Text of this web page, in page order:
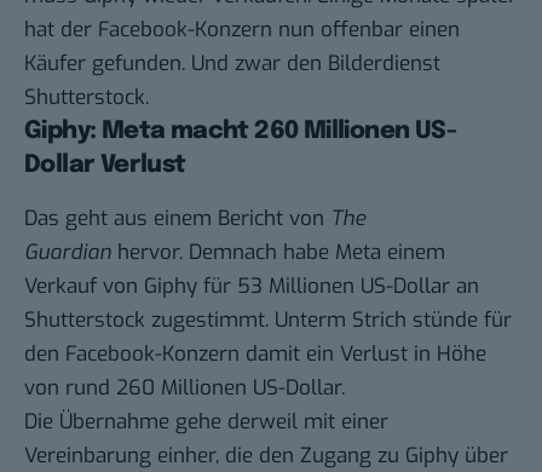
hat der Facebook-Konzern nun offenbar einen
Käufer gefunden. Und zwar den Bilderdienst
Shutterstock.
Giphy: Meta macht 260 Millionen US-
Dollar Verlust
Das geht aus einem Bericht von The
Guardian hervor. Demnach habe Meta einem
Verkauf von Giphy für 53 Millionen US-Dollar an
Shutterstock zugestimmt. Unterm Strich stünde für
den Facebook-Konzern damit ein Verlust in Höhe
von rund 260 Millionen US-Dollar.
Die Übernahme gehe derweil mit einer
Vereinbarung einher, die den Zugang zu Giphy über